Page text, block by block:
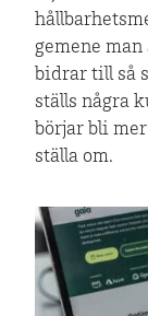
gemene
bidrar till så
ställs några
börjar bli
ställa om.